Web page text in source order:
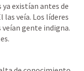
existían antes de
las veía. Los líderes
veían gente indigna.